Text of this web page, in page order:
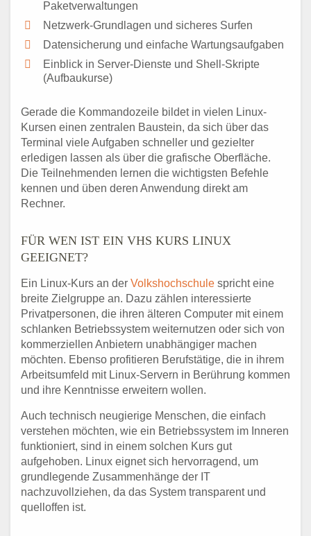
Paketverwaltungen
Netzwerk-Grundlagen und sicheres Surfen
Datensicherung und einfache Wartungsaufgaben
Einblick in Server-Dienste und Shell-Skripte
(Aufbaukurse)
Gerade die Kommandozeile bildet in vielen Linux-
Kursen einen zentralen Baustein, da sich über das
Terminal viele Aufgaben schneller und gezielter
erledigen lassen als über die grafische Oberfläche.
Die Teilnehmenden lernen die wichtigsten Befehle
kennen und üben deren Anwendung direkt am
Rechner.
FÜR WEN IST EIN VHS KURS LINUX
GEEIGNET?
Ein Linux-Kurs an der Volkshochschule spricht eine
breite Zielgruppe an. Dazu zählen interessierte
Privatpersonen, die ihren älteren Computer mit einem
schlanken Betriebssystem weiternutzen oder sich von
kommerziellen Anbietern unabhängiger machen
möchten. Ebenso profitieren Berufstätige, die in ihrem
Arbeitsumfeld mit Linux-Servern in Berührung kommen
und ihre Kenntnisse erweitern wollen.
Auch technisch neugierige Menschen, die einfach
verstehen möchten, wie ein Betriebssystem im Inneren
funktioniert, sind in einem solchen Kurs gut
aufgehoben. Linux eignet sich hervorragend, um
grundlegende Zusammenhänge der IT
nachzuvollziehen, da das System transparent und
quelloffen ist.